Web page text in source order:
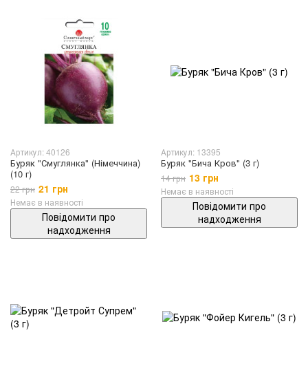
Артикул: 40126
Буряк "Смуглянка" (Німеччина)
(10 г)
22 грн 21 грн
Немає в наявності
Повідомити про
надходження
Артикул: 13395
Буряк "Бича Кров" (3 г)
14 грн 13 грн
Немає в наявності
Повідомити про
надходження